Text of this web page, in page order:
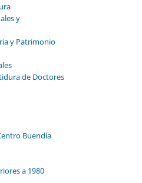
y
y Patrimonio
de Doctores
Buendía
a 1980